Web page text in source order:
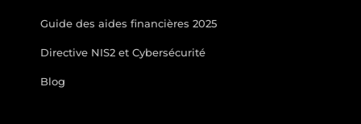
Guide des aides financières 2025
Directive NIS2 et Cybersécurité
Blog